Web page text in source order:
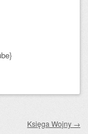
Księga Wojny →